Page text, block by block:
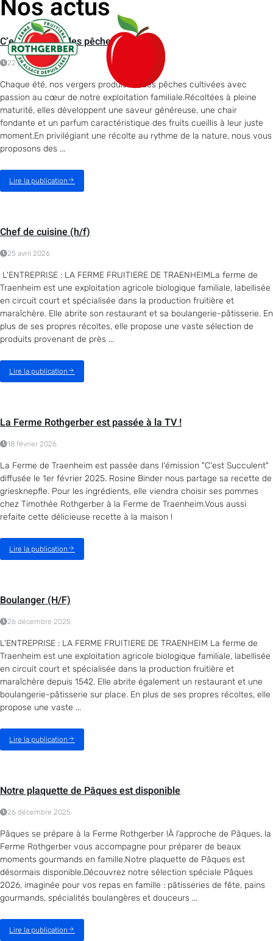
Nos actus
C’est la saison des pêches !
22 juin 2026
Chaque été, nos vergers produisent des pêches cultivées avec
passion au cœur de notre exploitation familiale.Récoltées à pleine
maturité, elles développent une saveur généreuse, une chair
fondante et un parfum caractéristique des fruits cueillis à leur juste
moment.En privilégiant une récolte au rythme de la nature, nous vous
proposons des ...
Lire la publication
Chef de cuisine (h/f)
25 avril 2026
L'ENTREPRISE : LA FERME FRUITIERE DE TRAENHEIMLa ferme de
Traenheim est une exploitation agricole biologique familiale, labellisée
en circuit court et spécialisée dans la production fruitière et
maraîchère. Elle abrite son restaurant et sa boulangerie-pâtisserie. En
plus de ses propres récoltes, elle propose une vaste sélection de
produits provenant de près ...
Lire la publication
La Ferme Rothgerber est passée à la TV !
18 février 2026
La Ferme de Traenheim est passée dans l'émission "C'est Succulent"
diffusée le 1er février 2025. Rosine Binder nous partage sa recette de
griesknepfle. Pour les ingrédients, elle viendra choisir ses pommes
chez Timothée Rothgerber à la Ferme de Traenheim.Vous aussi
refaite cette délicieuse recette à la maison !
Lire la publication
Boulanger (H/F)
26 décembre 2025
L'ENTREPRISE : LA FERME FRUITIERE DE TRAENHEIM La ferme de
Traenheim est une exploitation agricole biologique familiale, labellisée
en circuit court et spécialisée dans la production fruitière et
maraîchère depuis 1542. Elle abrite également un restaurant et une
boulangerie-pâtisserie sur place. En plus de ses propres récoltes, elle
propose une vaste ...
Lire la publication
Notre plaquette de Pâques est disponible
26 décembre 2025
Pâques se prépare à la Ferme Rothgerber !À l’approche de Pâques, la
Ferme Rothgerber vous accompagne pour préparer de beaux
moments gourmands en famille.Notre plaquette de Pâques est
désormais disponible.Découvrez notre sélection spéciale Pâques
2026, imaginée pour vos repas en famille : pâtisseries de fête, pains
gourmands, spécialités boulangères et douceurs ...
Lire la publication